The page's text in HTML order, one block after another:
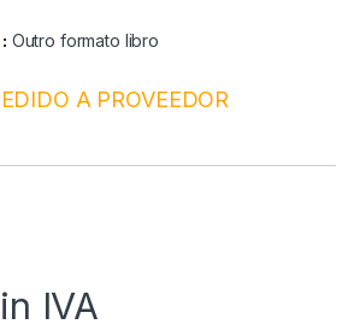
Outro formato libro
A PROVEEDOR
IVA